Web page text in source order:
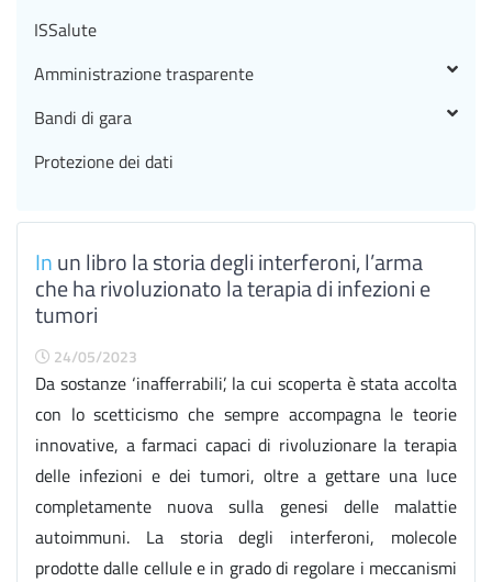
Inun libro la storia degli interferoni, l’arma
che ha rivoluzionato la terapia di infezioni e
tumori
24/05/2023
Da sostanze ‘inafferrabili’, la cui scoperta è stata accolta
con lo scetticismo che sempre accompagna le teorie
innovative, a farmaci capaci di rivoluzionare la terapia
delle infezioni e dei tumori, oltre a gettare una luce
completamente nuova sulla genesi delle malattie
autoimmuni. La storia degli interferoni, molecole
prodotte dalle cellule e in grado di regolare i meccanismi
ISSalute
Amministrazione trasparente
Bandi di gara
Protezione dei dati